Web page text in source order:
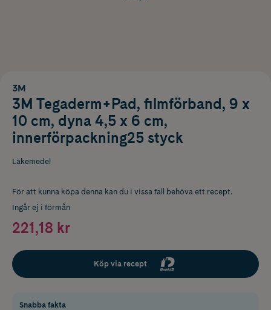
3M
3M Tegaderm+Pad, filmförband, 9 x
10 cm, dyna 4,5 x 6 cm,
innerförpackning25 styck
Läkemedel
För att kunna köpa denna kan du i vissa fall behöva ett recept.
Ingår ej i förmån
221,18 kr
Köp via recept
Snabba fakta